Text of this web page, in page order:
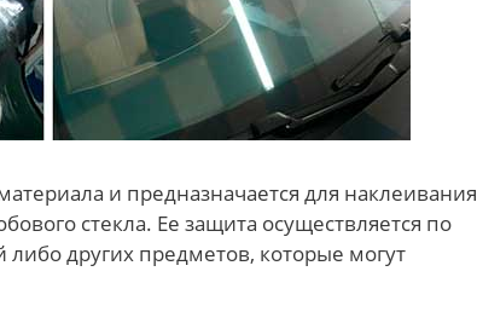
и предназначается для наклеивания
стекла. Ее защита осуществляется по
других предметов, которые могут